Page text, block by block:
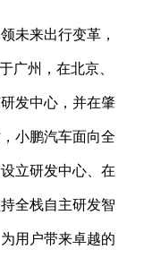
未来出行变革，
广州，在北京、
发中心，并在肇
小鹏汽车面向全
立研发中心、在
全栈自主研发智
用户带来卓越的